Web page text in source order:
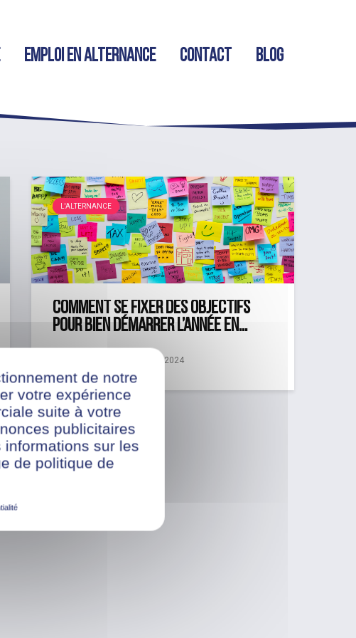
Emploi en alternance Contact Blog
L'ALTERNANCE
Comment se fixer des objectifs
pour bien démarrer l’année en...
2 septembre 2024
de notre
votre expérience
suite à votre
publicitaires
sur les
de politique de